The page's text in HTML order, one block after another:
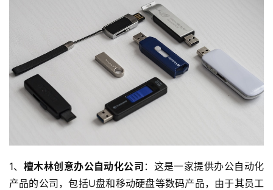
1、 檀木林创意办公自动化公司 ：这是一家提供办公自动化
产品的公司，包括U盘和移动硬盘等数码产品，由于其员工